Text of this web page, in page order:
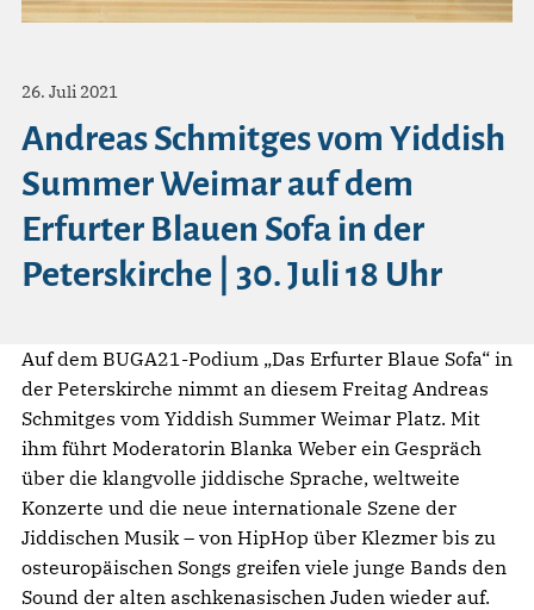
26. Juli 2021
Andreas Schmitges vom Yiddish
Summer Weimar auf dem
Erfurter Blauen Sofa in der
Peterskirche | 30. Juli 18 Uhr
Auf dem BUGA21-Podium „Das Erfurter Blaue Sofa“ in
der Peterskirche nimmt an diesem Freitag Andreas
Schmitges vom Yiddish Summer Weimar Platz. Mit
ihm führt Moderatorin Blanka Weber ein Gespräch
über die klangvolle jiddische Sprache, weltweite
Konzerte und die neue internationale Szene der
Jiddischen Musik – von HipHop über Klezmer bis zu
osteuropäischen Songs greifen viele junge Bands den
Sound der alten aschkenasischen Juden wieder auf.